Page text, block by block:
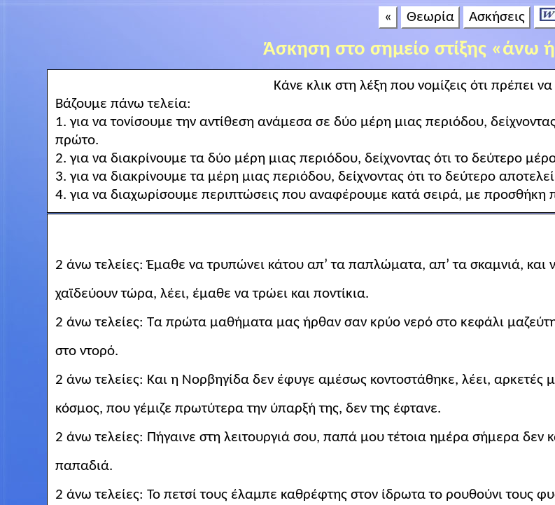
« Θεωρία Ασκήσεις
Άσκηση στο σημείο στίξης «άνω
Κάνε κλικ στη λέξη που νομίζεις ότι πρέπει
Βάζουμε πάνω τελεία:
1. για να τονίσουμε την αντίθεση ανάμεσα σε δύο μέρη μιας περιόδου,
πρώτο.
2. για να διακρίνουμε τα δύο μέρη μιας περιόδου, δείχνοντας ότι το δεύτερο
3. για να διακρίνουμε τα μέρη μιας περιόδου, δείχνοντας ότι το δεύτερο
4. για να διαχωρίσουμε περιπτώσεις που αναφέρουμε κατά σειρά, με προσθήκη
2 άνω τελείες: Έμαθε να τρυπώνει κάτου απ’ τα παπλώματα, απ’ τα σκαμνιά, και
χαϊδεύουντώρα, λέει, έμαθε να τρώει και ποντίκια.
2 άνω τελείες: Τα πρώτα μαθήματα μας ήρθαν σαν κρύο νερό στο κεφάλι
στο ντορό.
2 άνω τελείες: Και η Νορβηγίδα δεν έφυγε αμέσωςκοντοστάθηκε, λέει, αρκετές
κόσμος, που γέμιζε πρωτύτερα την ύπαρξή της, δεν της έφτανε.
2 άνω τελείες: Πήγαινε στη λειτουργιά σου, παπά μουτέτοια ημέρα σήμερα δεν
παπαδιά.
2 άνω τελείες: Το πετσί τους έλαμπε καθρέφτης στον ίδρωτατο ρουθούνι τους